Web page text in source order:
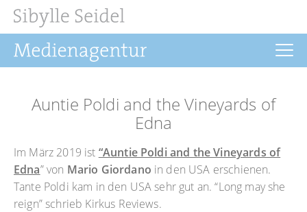
News
Filmrechte
Buchprojekte
Auntie Poldi and the Vineyards of
Edna
Im März 2019 ist “Auntie Poldi and the Vineyards of
Edna” von Mario Giordano in den USA erschienen.
Tante Poldi kam in den USA sehr gut an. “Long may she
reign” schrieb Kirkus Reviews.